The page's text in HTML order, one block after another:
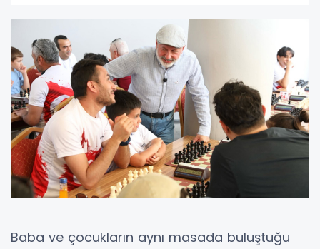
Baba ve çocukların aynı masada buluştuğu